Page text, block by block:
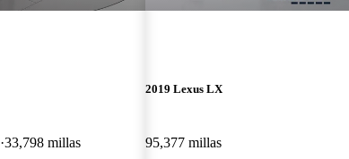
33,798 millas
2019 Lexus LX
95,377 millas